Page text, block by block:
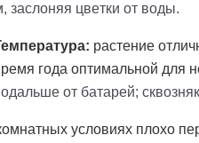
заслоняя цветки от воды.
растение
года оптимальной для
от батарей;
условиях плохо